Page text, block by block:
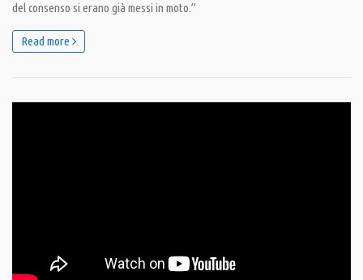
del consenso si erano già messi in moto.”
Read more